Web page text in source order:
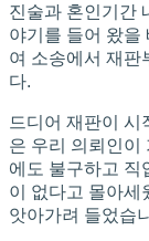
진술과 혼인기간
야기를 들어 왔을
여 소송에서 재판
다.
드디어 재판이
은 우리 의뢰인이
에도 불구하고 직
이 없다고 몰아세
앗아가려 들었습